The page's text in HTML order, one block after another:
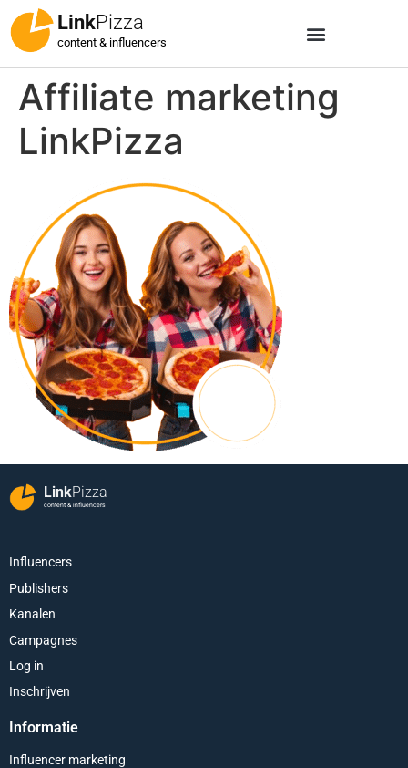
LinkPizza
content & influencers
Affiliate marketing
LinkPizza
LinkPizza
content & influencers
Influencers
Publishers
Kanalen
Campagnes
Log in
Inschrijven
Informatie
Influencer marketing